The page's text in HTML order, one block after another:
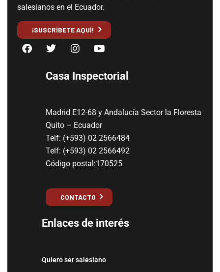
salesianos en el Ecuador.
¡SUSCRÍBETE AQUÍ!
Casa Inspectorial
Madrid E12-68 y Andalucía Sector la Floresta
Quito – Ecuador
Telf: (+593) 02 2566484
Telf: (+593) 02 2566492
Código postal:170525
CONTACTO
Enlaces de interés
Quiero ser salesiano